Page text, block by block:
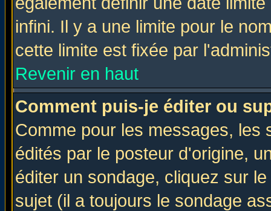
infini. Il y a une limite pour le
cette limite est fixée par
Revenir en haut
Comment puis-je éditer ou
Comme pour les messages, les
édités par le posteur d'origine,
éditer un sondage, cliquez sur
sujet (il a toujours le sondage